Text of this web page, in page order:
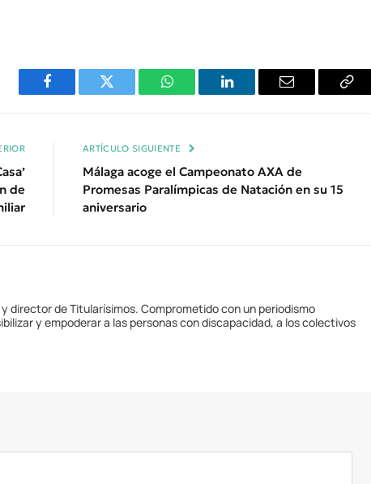
Facebook Twitter WhatsAppLinkedIn Email
de
ARTÍCULO SIGUIENTE
Málaga acoge el Campeonato AXA de
Promesas Paralímpicas de Natación en su 15
aniversario
director de Titularísimos. Comprometido con un periodismo
y empoderar a las personas con discapacidad, a los colectivos